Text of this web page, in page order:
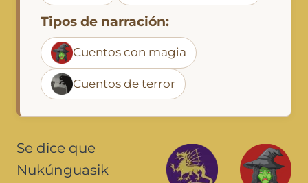
Tipos de narración:
Cuentos con magia
Cuentos de terror
Se dice que
Nukúnguasik